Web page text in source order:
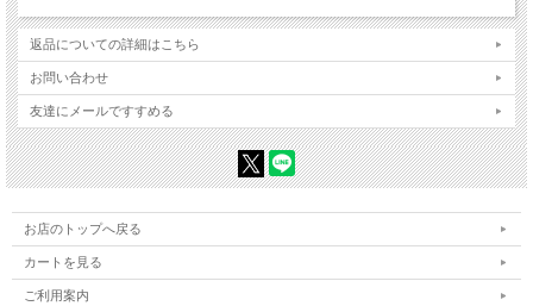
返品についての詳細はこちら
お問い合わせ
友達にメールですすめる
お店のトップへ戻る
カートを見る
ご利用案内